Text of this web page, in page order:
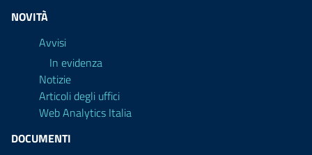
NOVITÀ
Avvisi
In evidenza
Notizie
Articoli degli uffici
Web Analytics Italia
DOCUMENTI